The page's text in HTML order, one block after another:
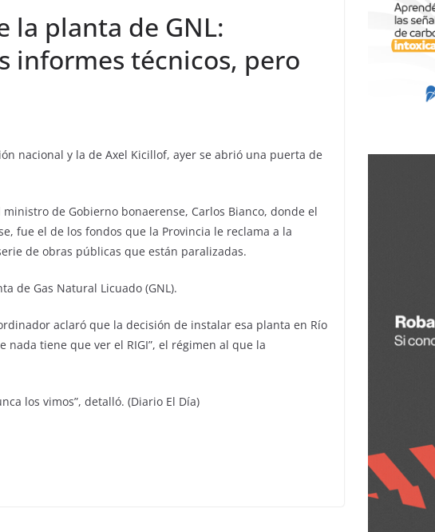
la planta de GNL:
informes técnicos, pero
nacional y la de Axel Kicillof, ayer se abrió una puerta de
de Gobierno bonaerense, Carlos Bianco, donde el
fue el de los fondos que la Provincia le reclama a la
de obras públicas que están paralizadas.
de Gas Natural Licuado (GNL).
aclaró que la decisión de instalar esa planta en Río
nada tiene que ver el RIGI”, el régimen al que la
los vimos”, detalló. (Diario El Día)